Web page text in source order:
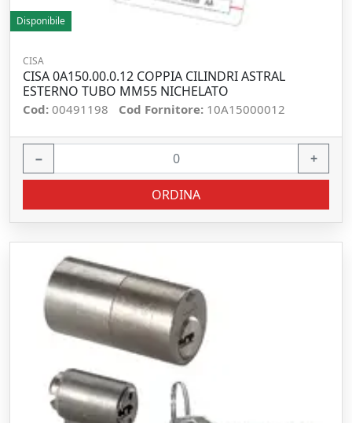
Disponibile
CISA
CISA 0A150.00.0.12 COPPIA CILINDRI ASTRAL
ESTERNO TUBO MM55 NICHELATO
Cod: 00491198 Cod Fornitore: 10A15000012
− +
ORDINA